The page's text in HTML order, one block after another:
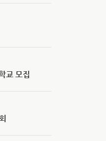
교 모집